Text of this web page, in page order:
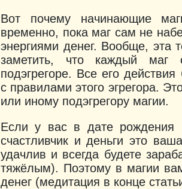
Вот почему начинающие
временно, пока маг сам не
энергиями денег. Вообще, эта
заметить, что каждый маг
подэгрегоре. Все его
с правилами этого эгрегора.
или иному подэгрегору магии.
Если у вас в дате рождения
счастливчик и деньги это
удачлив и всегда будете
тяжёлым). Поэтому в магии
денег (медитация в конце